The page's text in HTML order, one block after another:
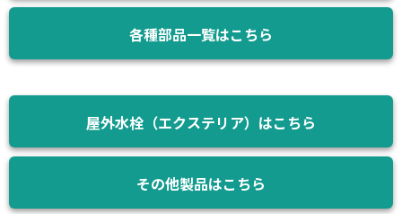
各種部品一覧はこちら
屋外水栓（エクステリア）はこちら
その他製品はこちら